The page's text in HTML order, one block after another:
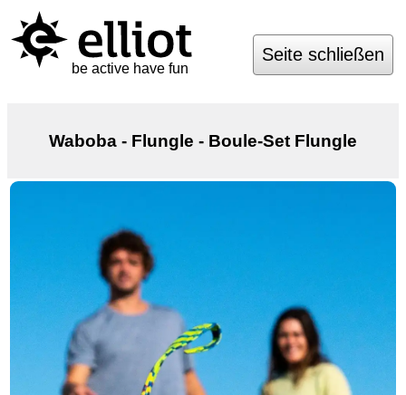
be active have fun
Seite schließen
Waboba - Flungle - Boule-Set Flungle